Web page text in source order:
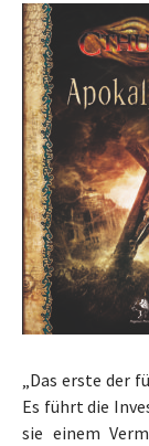
„Das erste der
Es führt die
sie einem